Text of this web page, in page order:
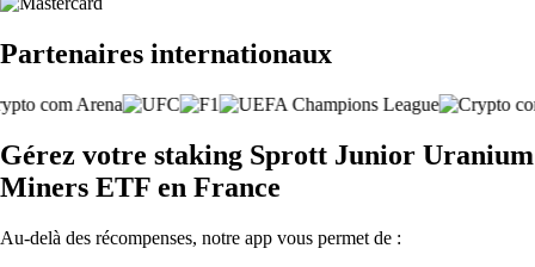
Partenaires internationaux
Gérez votre staking Sprott Junior Uranium
Miners ETF en France
Au-delà des récompenses, notre app vous permet de :